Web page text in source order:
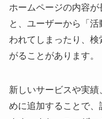
ホームページの内容
と、ユーザーから「
われてしまったり、
がることがあります。
新しいサービスや実
めに追加することで